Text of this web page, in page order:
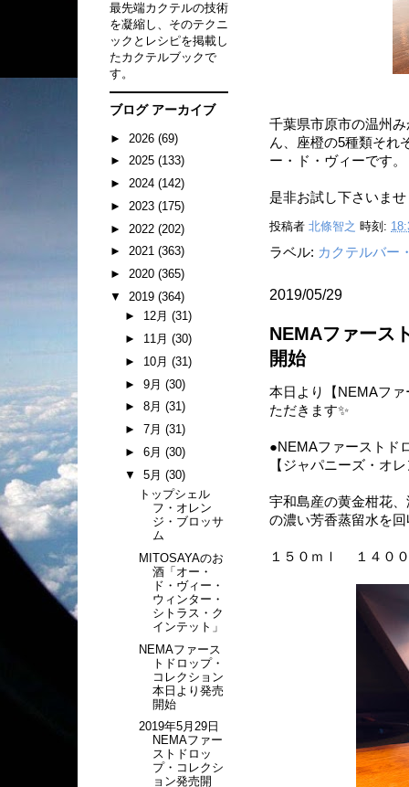
千葉県市原市の温州
ん、座橙の5種類それ
ー・ド・ヴィーです。
是非お試し下さいませ
投稿者 北條智之 時刻:
ラベル: カクテルバー
2019/05/29
NEMAファース
開始
本日より【NEMAフ
ただきます✨
●NEMAファーストド
【ジャパニーズ・オ
宇和島産の黄金柑花
の濃い芳香蒸留水を
１５０ｍｌ １４０
最先端カクテルの技術
を凝縮し、そのテクニ
ックとレシピを掲載し
たカクテルブックで
す。
ブログ アーカイブ
► 2026 (69)
► 2025 (133)
► 2024 (142)
► 2023 (175)
► 2022 (202)
► 2021 (363)
► 2020 (365)
▼ 2019 (364)
► 12月 (31)
► 11月 (30)
► 10月 (31)
► 9月 (30)
► 8月 (31)
► 7月 (31)
► 6月 (30)
▼ 5月 (30)
トップシェル
フ・オレン
ジ・ブロッサ
ム
MITOSAYAのお
酒「オー・
ド・ヴィー・
ウィンター・
シトラス・ク
インテット」
NEMAファース
トドロップ・
コレクション
本日より発売
開始
2019年5月29日
NEMAファー
ストドロッ
プ・コレクシ
ョン発売開